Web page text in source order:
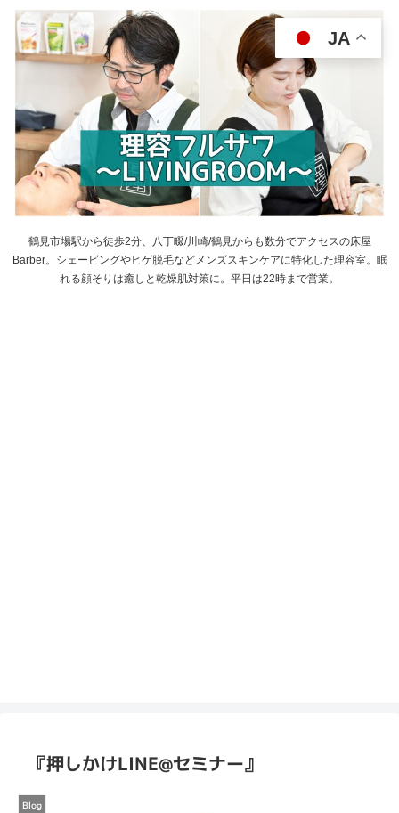
鶴見市場駅から徒歩2分、八丁畷/川崎/鶴見からも数分でアクセスの床屋
Barber。シェービングやヒゲ脱毛などメンズスキンケアに特化した理容室。眠
れる顔そりは癒しと乾燥肌対策に。平日は22時まで営業。
『押しかけLINE@セミナー』
Blog
JA